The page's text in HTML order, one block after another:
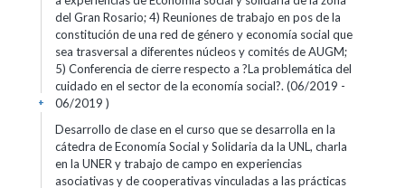
del Gran Rosario; 4) Reuniones de trabajo en pos de la
constitución de una red de género y economía social que
sea trasversal a diferentes núcleos y comités de AUGM;
5) Conferencia de cierre respecto a ?La problemática del
cuidado en el sector de la economía social?. (06/2019 -
06/2019 )
+
Desarrollo de clase en el curso que se desarrolla en la
cátedra de Economía Social y Solidaria da la UNL, charla
en la UNER y trabajo de campo en experiencias
asociativas y de cooperativas vinculadas a las prácticas